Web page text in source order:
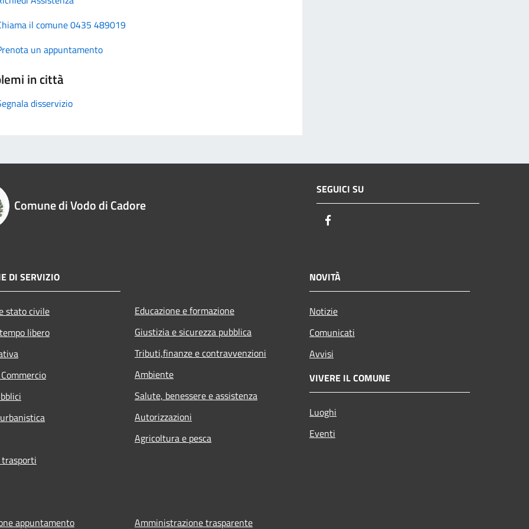
il comune 0435 489019
un appuntamento
in città
disservizio
Comune di Vodo di Cadore
SEGUICI SU
DI SERVIZIO
stato civile
libero
Educazione e formazione
Giustizia e sicurezza pubblica
Tributi,finanze e contravvenzioni
Ambiente
Salute, benessere e assistenza
Autorizzazioni
Agricoltura e pesca
NOVITÀ
Notizie
Comunicati
Avvisi
VIVERE IL COMUNE
Luoghi
Eventi
appuntamento Amministrazione trasparente